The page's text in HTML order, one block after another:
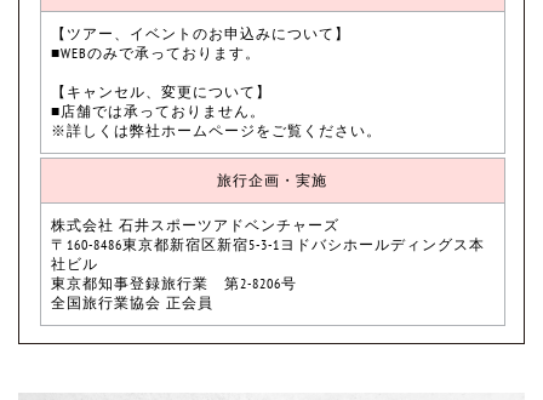
【ツアー、イベントのお申込みについて】
■WEBのみで承っております。
【キャンセル、変更について】
■店舗では承っておりません。
※詳しくは弊社ホームページをご覧ください。
旅行企画・実施
株式会社 石井スポーツアドベンチャーズ
〒160-8486東京都新宿区新宿5-3-1ヨドバシホールディングス本
社ビル
東京都知事登録旅行業 第2-8206号
全国旅行業協会 正会員